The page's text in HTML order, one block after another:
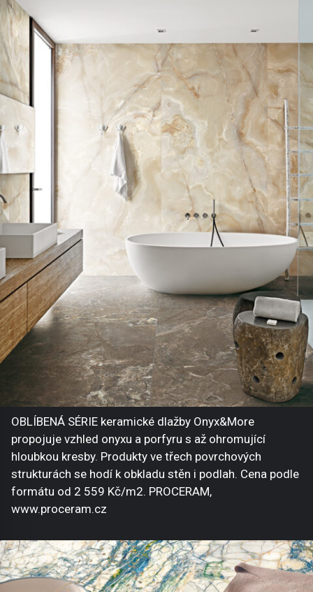
OBLÍBENÁ SÉRIE keramické dlažby Onyx&More
propojuje vzhled onyxu a porfyru s až ohromující
hloubkou kresby. Produkty ve třech povrchových
strukturách se hodí k obkladu stěn i podlah. Cena podle
formátu od 2 559 Kč/m2. PROCERAM,
www.proceram.cz